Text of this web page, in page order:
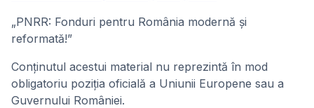
„PNRR: Fonduri pentru România modernă și
reformată!”
Conținutul acestui material nu reprezintă în mod
obligatoriu poziția oficială a Uniunii Europene sau a
Guvernului României.